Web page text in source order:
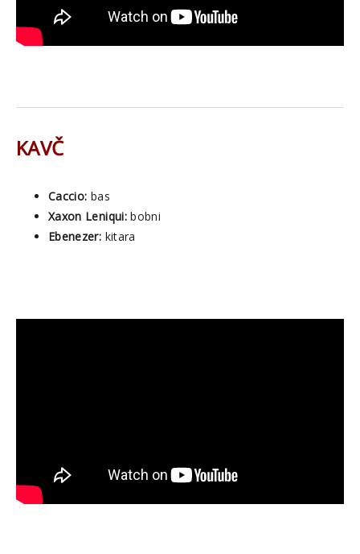
KAVČ
Caccio: bas
Xaxon Leniqui:bobni
Ebenezer: kitara